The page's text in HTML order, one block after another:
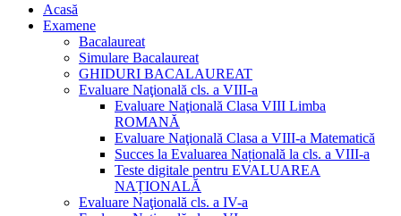
Acasă
Examene
Bacalaureat
Simulare Bacalaureat
GHIDURI BACALAUREAT
Evaluare Naţională cls. a VIII-a
Evaluare Naţională Clasa VIII Limba
ROMANĂ
Evaluare Naţională Clasa a VIII-a Matematică
Succes la Evaluarea Națională la cls. a VIII-a
Teste digitale pentru EVALUAREA
NAȚIONALĂ
Evaluare Naţională cls. a IV-a